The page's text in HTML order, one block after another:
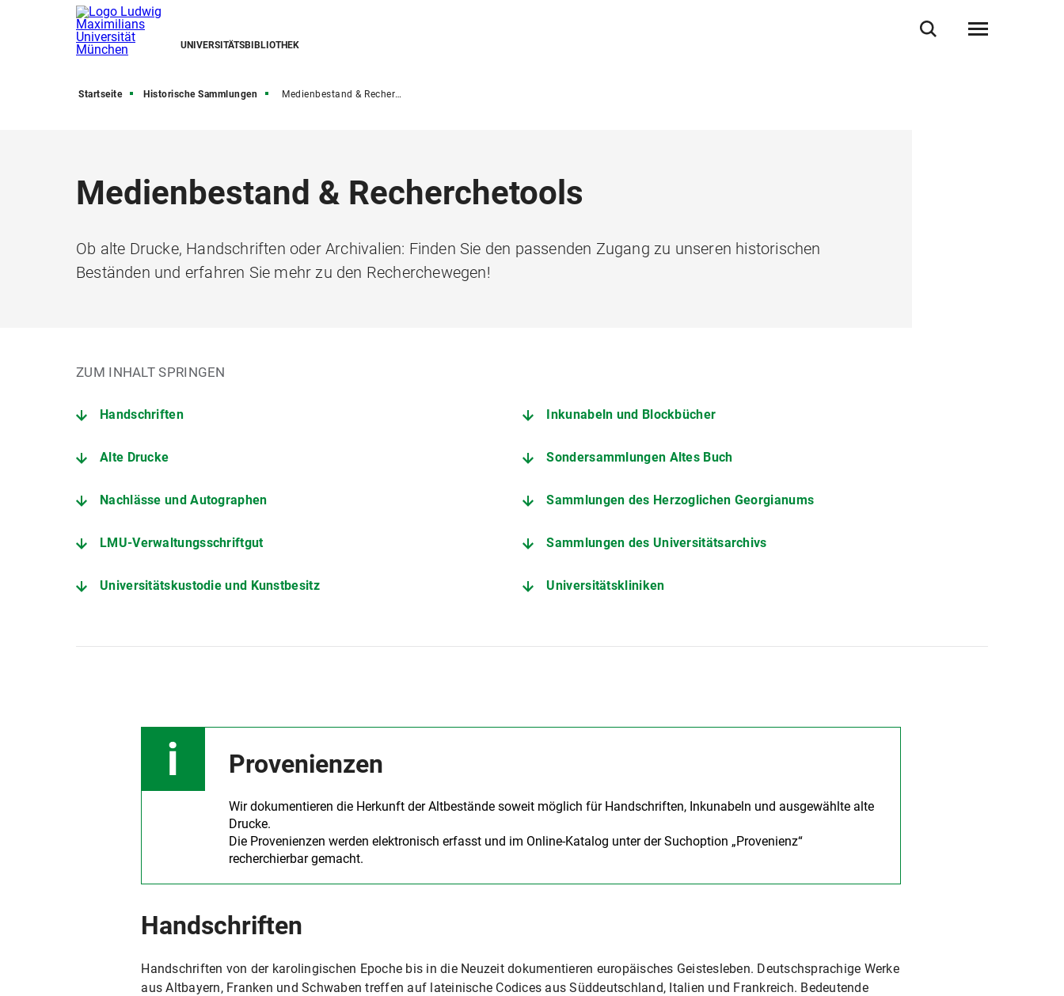
UNIVERSITÄTSBIBLIOTHEK
Startseite Historische Sammlungen Medienbestand & Recherchetools
Medienbestand & Recherchetools
Ob alte Drucke, Handschriften oder Archivalien: Finden Sie den passenden Zugang zu unseren historischen
Beständen und erfahren Sie mehr zu den Recherchewegen!
ZUM INHALT SPRINGEN
Handschriften Inkunabeln und Blockbücher
Alte Drucke Sondersammlungen Altes Buch
Nachlässe und Autographen Sammlungen des Herzoglichen Georgianums
LMU-Verwaltungsschriftgut Sammlungen des Universitätsarchivs
Universitätskustodie und Kunstbesitz Universitätskliniken
Provenienzen
Wir dokumentieren die Herkunft der Altbestände soweit möglich für Handschriften, Inkunabeln und ausgewählte alte
Drucke.
Die Provenienzen werden elektronisch erfasst und im Online-Katalog unter der Suchoption „Provenienz“
recherchierbar gemacht.
Handschriften
Handschriften von der karolingischen Epoche bis in die Neuzeit dokumentieren europäisches Geistesleben. Deutschsprachige Werke
aus Altbayern, Franken und Schwaben treffen auf lateinische Codices aus Süddeutschland, Italien und Frankreich. Bedeutende